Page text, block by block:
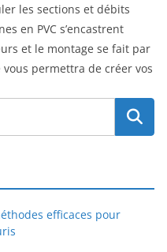
les sections et débits
en PVC s’encastrent
et le montage se fait par
permettra de créer vos
efficaces pour